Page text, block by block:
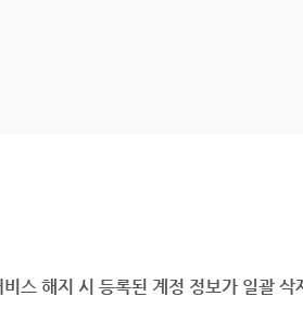
스 해지 시 등록된 계정 정보가 일괄